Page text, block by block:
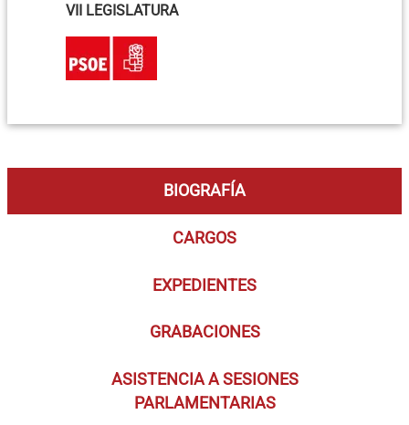
VII LEGISLATURA
BIOGRAFÍA
CARGOS
EXPEDIENTES
GRABACIONES
ASISTENCIA A SESIONES
PARLAMENTARIAS